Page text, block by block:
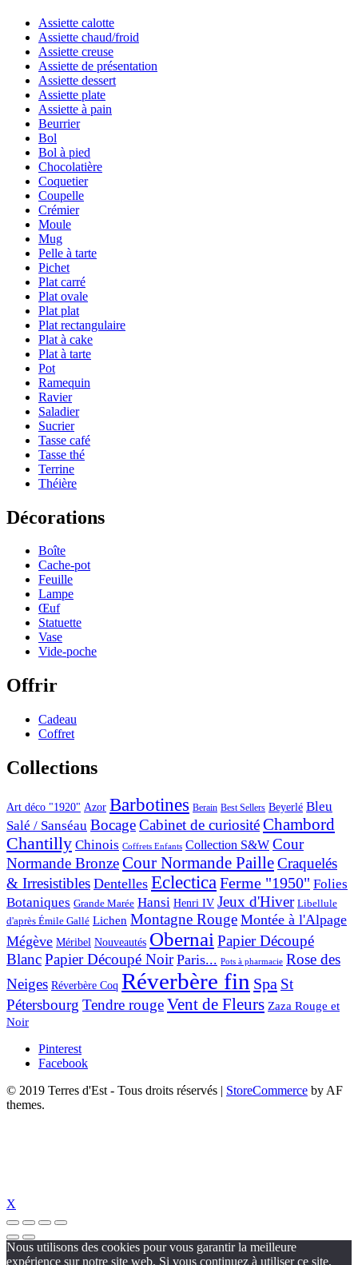
Assiette calotte
Assiette chaud/froid
Assiette creuse
Assiette de présentation
Assiette dessert
Assiette plate
Assiette à pain
Beurrier
Bol
Bol à pied
Chocolatière
Coquetier
Coupelle
Crémier
Moule
Mug
Pelle à tarte
Pichet
Plat carré
Plat ovale
Plat plat
Plat rectangulaire
Plat à cake
Plat à tarte
Pot
Ramequin
Ravier
Saladier
Sucrier
Tasse café
Tasse thé
Terrine
Théière
Décorations
Boîte
Cache-pot
Feuille
Lampe
Œuf
Statuette
Vase
Vide-poche
Offrir
Cadeau
Coffret
Collections
Art déco "1920" Azor Barbotines Berain Best Sellers Beyerlé Bleu
Salé / Sanséau BocageCabinet de curiositéChambord
Chantilly Chinois Coffrets Enfants Collection S&W Cour
Normande BronzeCour Normande PailleCraquelés
& Irresistibles Dentelles EclecticaFerme "1950" Folies
Botaniques Grande Marée Hansi Henri IV Jeux d'Hiver Libellule
d'après Émile Gallé Lichen Montagne Rouge Montée à l'Alpage
Mégève Méribel Nouveautés Obernai Papier Découpé
BlancPapier Découpé Noir Paris... Pots à pharmacie Rose des
Neiges Réverbère Coq Réverbère fin Spa St
Pétersbourg Tendre rougeVent de Fleurs Zaza Rouge et
Noir
Pinterest
Facebook
© 2019 Terres d'Est - Tous droits réservés | StoreCommerce by AF
themes.
X
Nous utilisons des cookies pour vous garantir la meilleure
expérience sur notre site web. Si vous continuez à utiliser ce site,